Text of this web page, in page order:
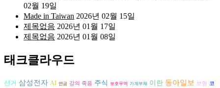
02월 19일
Made in Taiwan 2026년 02월 15일
제목없음 2026년 01월 17일
제목없음 2026년 01월 08일
태크클라우드
선거 삼성전자 AI 연금 강의 죽음 주식 보호무역 가계부채 이란 동아일보 보험 코